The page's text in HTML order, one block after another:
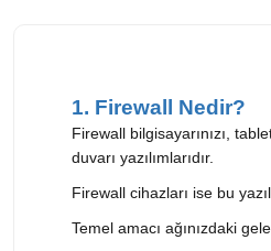
1. Firewall Nedir?
Firewall bilgisayarınızı,
duvarı yazılımlarıdır.
Firewall cihazları ise bu
Temel amacı ağınızdaki